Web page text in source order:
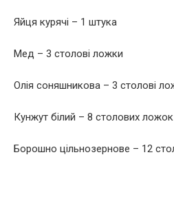
Яйця курячі – 1 штука
Мед – 3 столові ложки
Олія соняшникова – 3 столові
Кунжут білий – 8 столових ложок
Борошно цільнозернове – 12